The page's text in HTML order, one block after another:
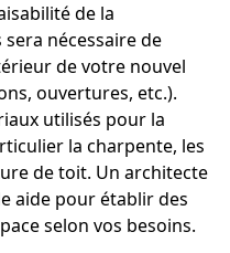
de la
nécessaire de
de votre nouvel
ouvertures, etc.).
utilisés pour la
la charpente, les
de toit. Un architecte
aide pour établir des
selon vos besoins.